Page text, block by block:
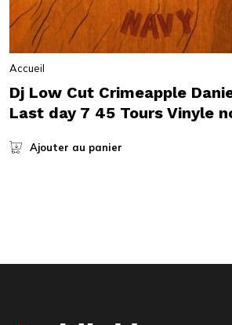
Accueil
Dj Low Cut Crimeapple
Last day 7 45 Tours Vinyle
Ajouter au panier